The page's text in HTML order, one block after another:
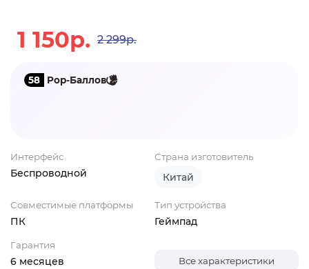
1 150р. 2 299р.
58 Pop-Баллов
Интерфейс
Беспроводной
Страна изготовитель
Китай
Совместимые платформы
ПК
Тип устройства
Геймпад
Гарантия
6 месяцев Все характеристики